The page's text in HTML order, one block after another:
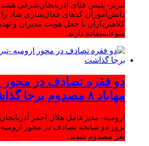
تبریز- پلیس فتای آذربایجان‌شرقی
دانش‌آموزان کدهای فعال‌سازی شاد را
کلاهبرداران با جعل هویت مدیران و
سوءاستفاده دارند.
دو فقره تصادف در محور
مهاباد ۸ مصدوم برجا گذاشت
ارومیه- مدیرعامل هلال احمر
نفر مصدوم شدند.